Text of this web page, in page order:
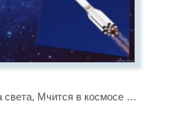
света, Мчится в космосе …